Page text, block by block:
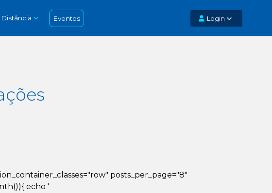
Eventos Login
posts_per_page="8"
echo '